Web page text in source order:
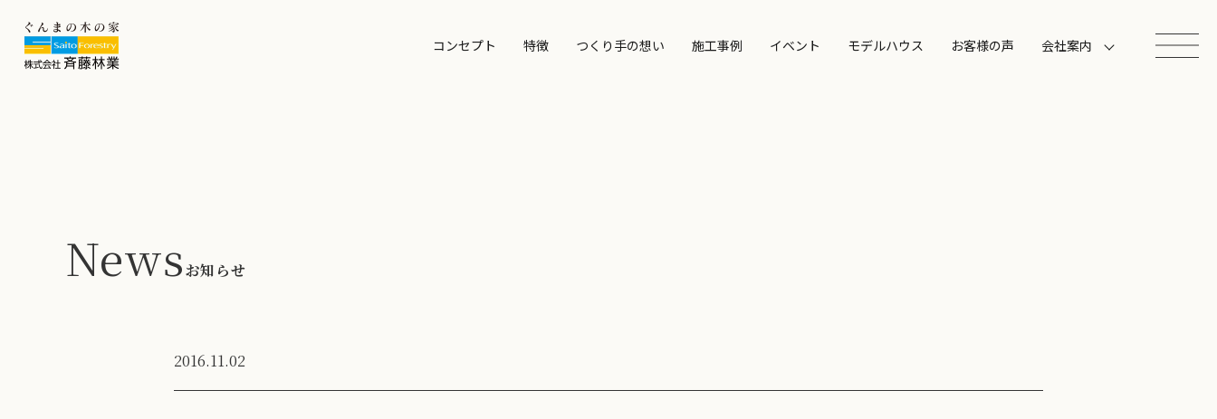
コンセプト 特徴 つくり手の想い 施工事例 イベント モデルハウス お客様の声 会社案内
Newsお知らせ
2016.11.02